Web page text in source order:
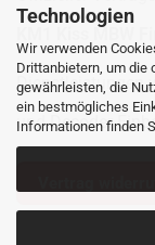
Technologien
Wir verwenden
Drittanbietern, um die
gewährleisten, die
ein bestmögliches
Informationen finden
Kiss MBW
Dienstleistungen
undDecoder